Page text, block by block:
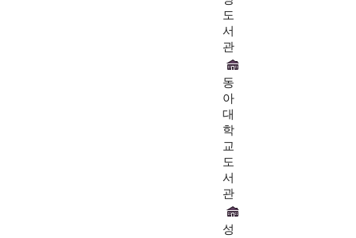
도
서
관
동
아
대
학
교
도
서
관
성